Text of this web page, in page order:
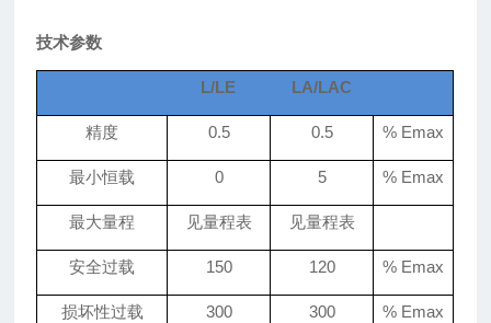
技术参数
L/LE LA/LAC
精度 0.5 0.5 % Emax
最小恒载 0 5 % Emax
最大量程 见量程表 见量程表
安全过载 150 120 % Emax
损坏性过载 300 300 % Emax